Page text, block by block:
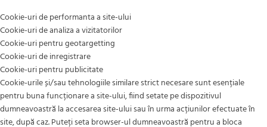
Cookie-uri de performanta a site-ului
Cookie-uri de analiza a vizitatorilor
Cookie-uri pentru geotargetting
Cookie-uri de inregistrare
Cookie-uri pentru publicitate
Cookie-urile și/sau tehnologiile similare strict necesare sunt esențiale
pentru buna funcționare a site-ului, fiind setate pe dispozitivul
dumneavoastră la accesarea site-ului sau în urma acțiunilor efectuate în
site, după caz. Puteți seta browser-ul dumneavoastră pentru a bloca